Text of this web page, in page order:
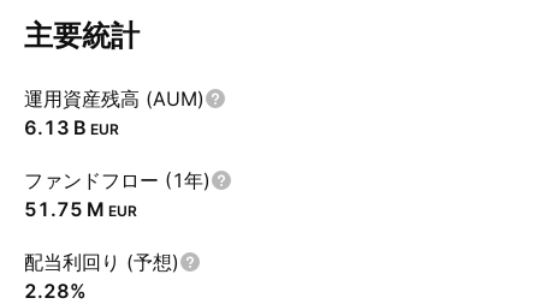
主要統計
運用資産残高 (AUM)
‪6.13 B‬ EUR
ファンドフロー (1年)
‪51.75 M‬ EUR
配当利回り (予想)
2.28%